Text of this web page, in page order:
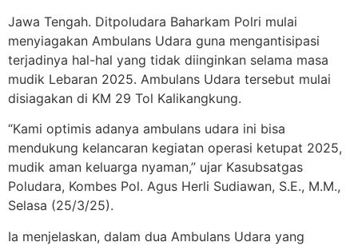
Jawa Tengah. Ditpoludara Baharkam Polri mulai
menyiagakan Ambulans Udara guna mengantisipasi
terjadinya hal-hal yang tidak diinginkan selama masa
mudik Lebaran 2025. Ambulans Udara tersebut mulai
disiagakan di KM 29 Tol Kalikangkung.
“Kami optimis adanya ambulans udara ini bisa
mendukung kelancaran kegiatan operasi ketupat 2025,
mudik aman keluarga nyaman,” ujar Kasubsatgas
Poludara, Kombes Pol. Agus Herli Sudiawan, S.E., M.M.,
Selasa (25/3/25).
Ia menjelaskan, dalam dua Ambulans Udara yang